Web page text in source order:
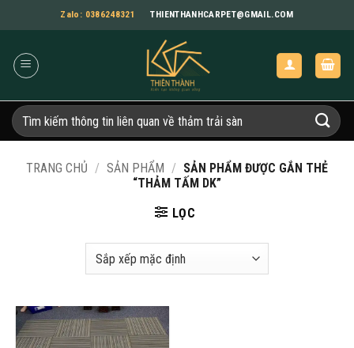
qua
dung
Zalo: 0386248321 THIENTHANHCARPET@GMAIL.COM
Tìm
kiếm:
TRANG CHỦ / SẢN PHẨM / SẢN PHẨM ĐƯỢC GẮN THẺ
“THẢM TẤM DK”
LỌC